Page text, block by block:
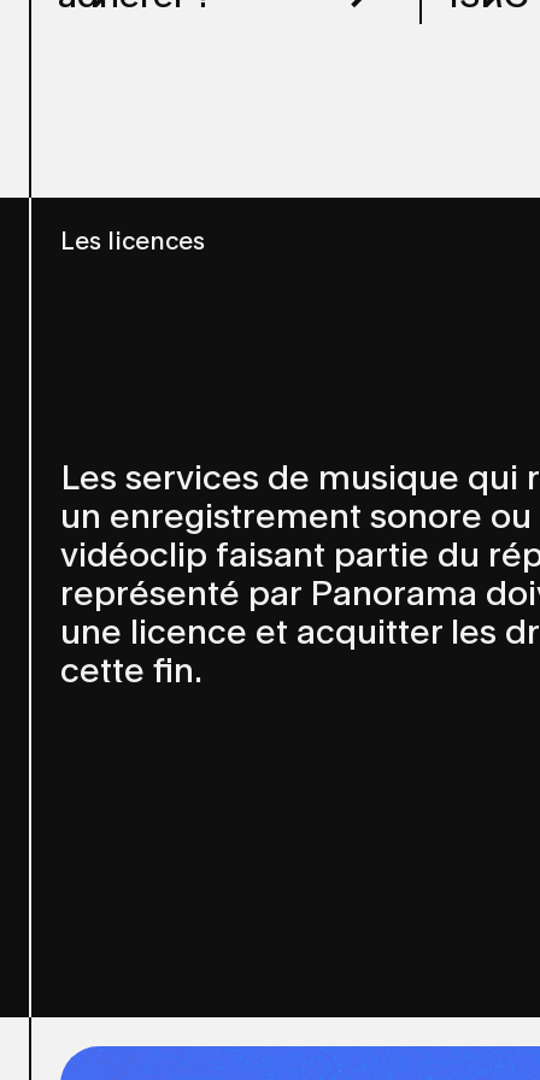
Les licences
Les services de musique
un enregistrement sonore
vidéoclip faisant partie du
représenté par Panorama
une licence et acquitter les
cette fin.